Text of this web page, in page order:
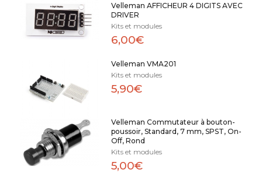
Velleman AFFICHEUR 4 DIGITS AVEC
DRIVER
Kits et modules
6,00€
Velleman VMA201
Kits et modules
5,90€
Velleman Commutateur à bouton-
poussoir, Standard, 7 mm, SPST, On-
Off, Rond
Kits et modules
5,00€